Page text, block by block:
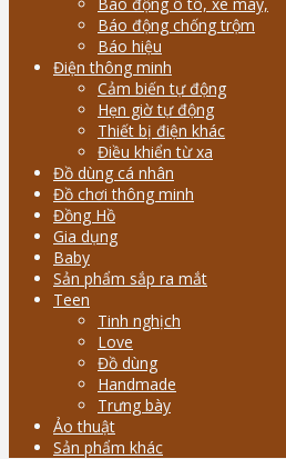
Báo động chống trộm
Báo hiệu
Điện thông minh
Cảm biến tự động
Hẹn giờ tự động
Thiết bị điện khác
Điều khiển từ xa
Đồ dùng cá nhân
Đồ chơi thông minh
Đồng Hồ
Gia dụng
Baby
Sản phẩm sắp ra mắt
Teen
Tinh nghịch
Love
Đồ dùng
Handmade
Trưng bày
Ảo thuật
Sản phẩm khác